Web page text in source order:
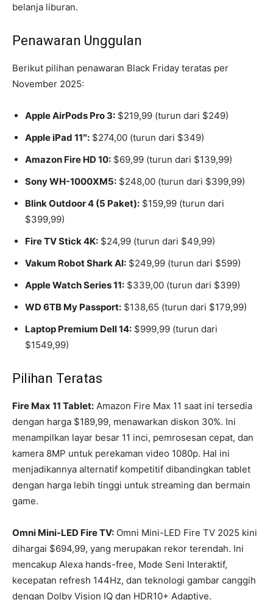
belanja liburan.
Penawaran Unggulan
Berikut pilihan penawaran Black Friday teratas per
November 2025:
Apple AirPods Pro 3: $219,99 (turun dari $249)
Apple iPad 11″: $274,00 (turun dari $349)
Amazon Fire HD 10: $69,99 (turun dari $139,99)
Sony WH-1000XM5: $248,00 (turun dari $399,99)
Blink Outdoor 4 (5 Paket): $159,99 (turun dari
$399,99)
Fire TV Stick 4K: $24,99 (turun dari $49,99)
Vakum Robot Shark AI: $249,99 (turun dari $599)
Apple Watch Series 11: $339,00 (turun dari $399)
WD 6TB My Passport: $138,65 (turun dari $179,99)
Laptop Premium Dell 14: $999,99 (turun dari
$1549,99)
Pilihan Teratas
Fire Max 11 Tablet: Amazon Fire Max 11 saat ini tersedia
dengan harga $189,99, menawarkan diskon 30%. Ini
menampilkan layar besar 11 inci, pemrosesan cepat, dan
kamera 8MP untuk perekaman video 1080p. Hal ini
menjadikannya alternatif kompetitif dibandingkan tablet
dengan harga lebih tinggi untuk streaming dan bermain
game.
Omni Mini-LED Fire TV: Omni Mini-LED Fire TV 2025 kini
dihargai $694,99, yang merupakan rekor terendah. Ini
mencakup Alexa hands-free, Mode Seni Interaktif,
kecepatan refresh 144Hz, dan teknologi gambar canggih
dengan Dolby Vision IQ dan HDR10+ Adaptive.